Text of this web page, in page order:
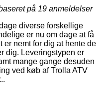
på 19 anmeldelser
diverse forskellige
er nu om dage at få
er nemt for dig at hente de
dig. Leveringstypen er
mange gange desuden
ved køb af Trolla ATV